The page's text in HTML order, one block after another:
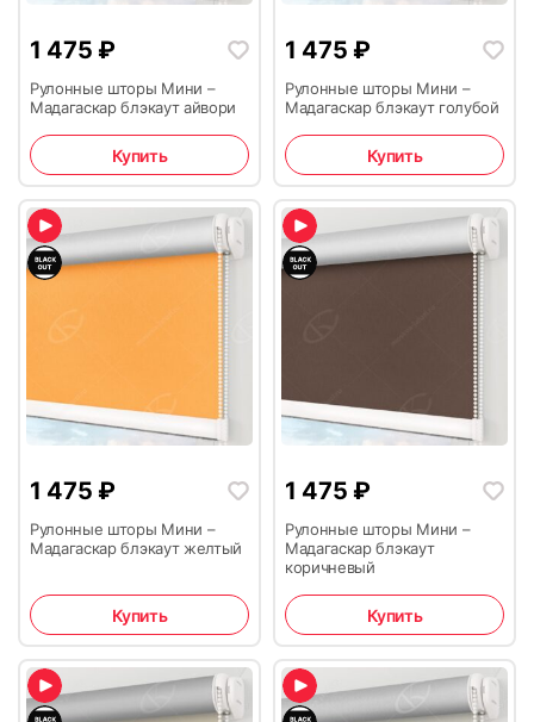
1 475 ₽
Рулонные шторы Мини –
Мадагаскар блэкаут айвори
Купить
1 475 ₽
Рулонные шторы Мини –
Мадагаскар блэкаут голубой
Купить
1 475 ₽
Рулонные шторы Мини –
Мадагаскар блэкаут желтый
Купить
1 475 ₽
Рулонные шторы Мини –
Мадагаскар блэкаут
коричневый
Купить